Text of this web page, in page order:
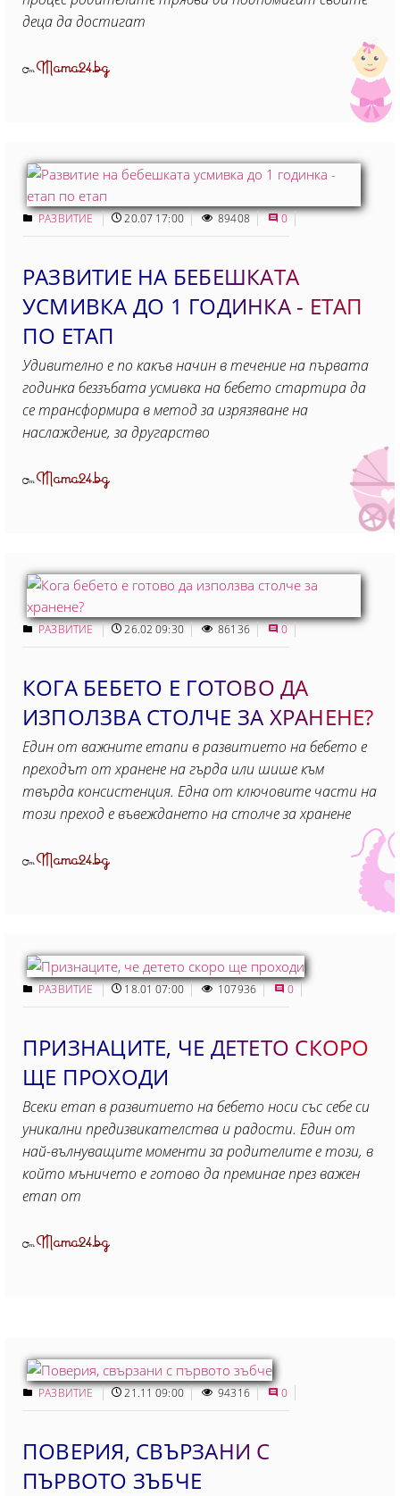
деца да достигат
ОтMama24.bg
РАЗВИТИЕ 20.07 17:00 89408 0
РАЗВИТИЕ НА БЕБЕШКАТА
УСМИВКА ДО 1 ГОДИНКА - ЕТАП
ПО ЕТАП
Удивително е по какъв начин в течение на първата
годинка беззъбата усмивка на бебето стартира да
се трансформира в метод за изрязяване на
наслаждение, за другарство
ОтMama24.bg
РАЗВИТИЕ 26.02 09:30 86136 0
КОГА БЕБЕТО Е ГОТОВО ДА
ИЗПОЛЗВА СТОЛЧЕ ЗА ХРАНЕНЕ?
Един от важните етапи в развитието на бебето е
преходът от хранене на гърда или шише към
твърда консистенция. Една от ключовите части на
този преход е въвеждането на столче за хранене
ОтMama24.bg
РАЗВИТИЕ 18.01 07:00 107936 0
ПРИЗНАЦИТЕ, ЧЕ ДЕТЕТО СКОРО
ЩЕ ПРОХОДИ
Всеки етап в развитието на бебето носи със себе си
уникални предизвикателства и радости. Един от
най-вълнуващите моменти за родителите е този, в
който мъничето е готово да преминае през важен
етап от
ОтMama24.bg
РАЗВИТИЕ 21.11 09:00 94316 0
ПОВЕРИЯ, СВЪРЗАНИ С
ПЪРВОТО ЗЪБЧЕ